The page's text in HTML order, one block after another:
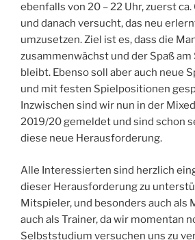
ebenfalls von 20 – 22 Uhr, zuerst
und danach versucht, das neu
umzusetzen. Ziel ist es, dass die
zusammenwächst und der Spaß
bleibt. Ebenso soll aber auch neue
und mit festen Spielpositionen
Inzwischen sind wir nun in der
2019/20 gemeldet und sind schon
diese neue Herausforderung.
Alle Interessierten sind herzlich
dieser Herausforderung zu
Mitspieler, und besonders auch als
auch als Trainer, da wir momentan
Selbststudium versuchen uns zu